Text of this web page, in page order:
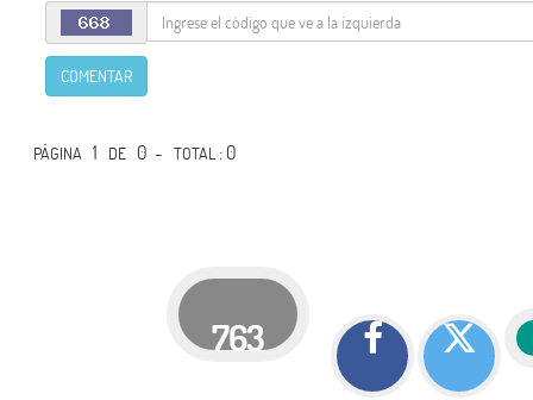
COMENTAR
PÁGINA 1 DE 0 -TOTAL: 0
763